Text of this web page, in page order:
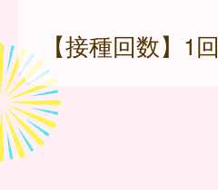
【接種回数】1回